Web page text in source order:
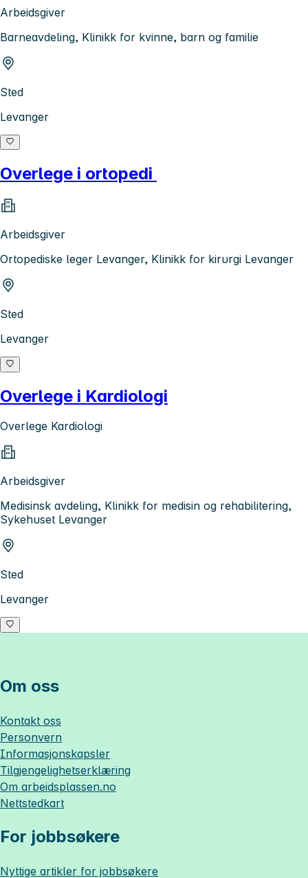
Arbeidsgiver
Barneavdeling, Klinikk for kvinne, barn og familie
Sted
Levanger
Overlege i ortopedi
Arbeidsgiver
Ortopediske leger Levanger, Klinikk for kirurgi Levanger
Sted
Levanger
Overlege i Kardiologi
Overlege Kardiologi
Arbeidsgiver
Medisinsk avdeling, Klinikk for medisin og rehabilitering,
Sykehuset Levanger
Sted
Levanger
Om oss
Kontakt oss
Personvern
Informasjonskapsler
Tilgjengelighetserklæring
Om arbeidsplassen.no
Nettstedkart
For jobbsøkere
Nyttige artikler for jobbsøkere